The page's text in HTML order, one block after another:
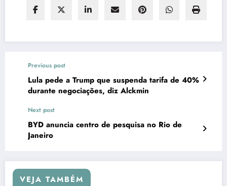
Previous post
Lula pede a Trump que suspenda tarifa de 40%
durante negociações, diz Alckmin
Next post
BYD anuncia centro de pesquisa no Rio de
Janeiro
VEJA TAMBÉM